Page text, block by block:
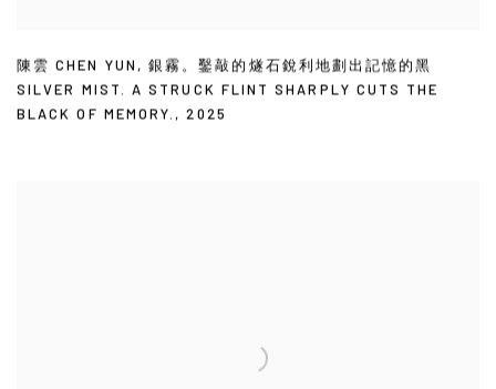
陳雲 CHEN YUN ,銀霧。鑿敲的燧石銳利地劃出記憶的黑
SILVER MIST. A STRUCK FLINT SHARPLY CUTS THE
BLACK OF MEMORY. ,2025